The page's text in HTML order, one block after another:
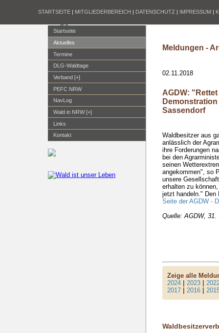
STARTSEITE | MITGLIEDERBEREICH | DATENSCHUTZ | IMPRESSUM |
Startseite
Aktuelles
Termine
DLG-Waldtage
Verband [+]
PEFC NRW
NavLog
Wald in NRW [+]
Links
Kontakt
Meldungen -
02.11.2018
AGDW:
Sassendorf
Waldbesitzer aus
anlässlich der
ihre Forderungen
bei den
seinen
angekommen", so
unsere
erhalten zu
jetzt handeln."
Seite der AGDW -
Quelle: AGDW, 31.
Zeige alle
2024 |2023 |
2017 |2016 |